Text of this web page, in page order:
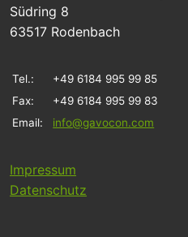
Südring 8
63517 Rodenbach
Tel.:
+49 6184 995 99 85
Fax:
+49 6184 995 99 83
Email:
info@gavocon.com
Impressum
Datenschutz